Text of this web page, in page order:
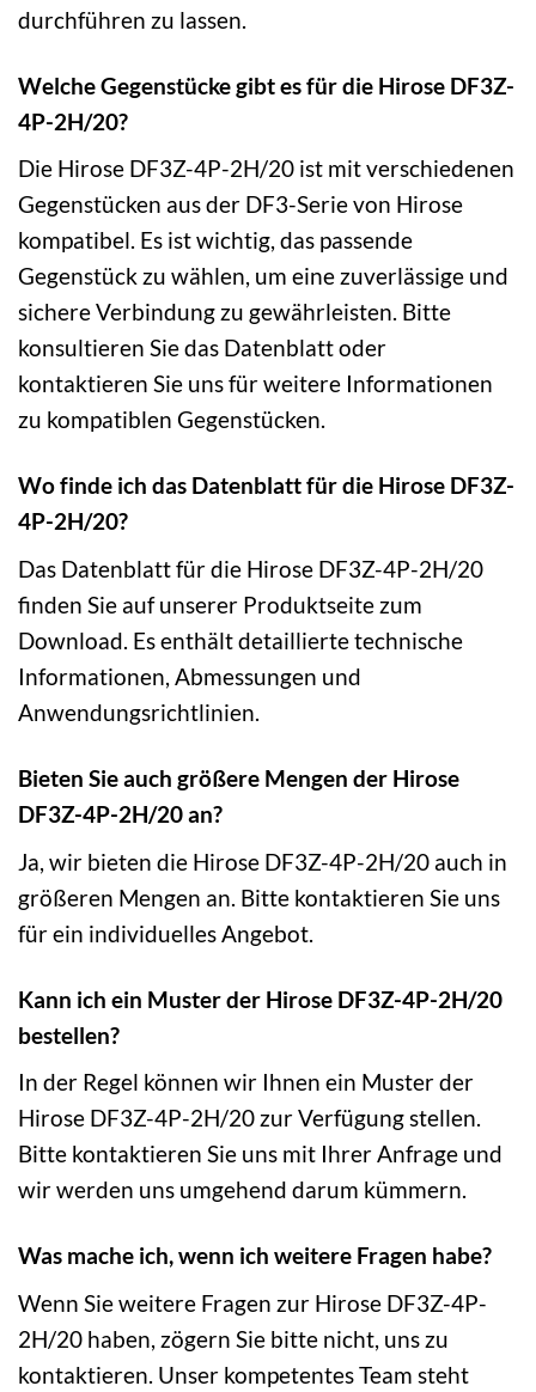
durchführen zu lassen.
Welche Gegenstücke gibt es für die Hirose DF3Z-
4P-2H/20?
Die Hirose DF3Z-4P-2H/20 ist mit verschiedenen
Gegenstücken aus der DF3-Serie von Hirose
kompatibel. Es ist wichtig, das passende
Gegenstück zu wählen, um eine zuverlässige und
sichere Verbindung zu gewährleisten. Bitte
konsultieren Sie das Datenblatt oder
kontaktieren Sie uns für weitere Informationen
zu kompatiblen Gegenstücken.
Wo finde ich das Datenblatt für die Hirose DF3Z-
4P-2H/20?
Das Datenblatt für die Hirose DF3Z-4P-2H/20
finden Sie auf unserer Produktseite zum
Download. Es enthält detaillierte technische
Informationen, Abmessungen und
Anwendungsrichtlinien.
Bieten Sie auch größere Mengen der Hirose
DF3Z-4P-2H/20 an?
Ja, wir bieten die Hirose DF3Z-4P-2H/20 auch in
größeren Mengen an. Bitte kontaktieren Sie uns
für ein individuelles Angebot.
Kann ich ein Muster der Hirose DF3Z-4P-2H/20
bestellen?
In der Regel können wir Ihnen ein Muster der
Hirose DF3Z-4P-2H/20 zur Verfügung stellen.
Bitte kontaktieren Sie uns mit Ihrer Anfrage und
wir werden uns umgehend darum kümmern.
Was mache ich, wenn ich weitere Fragen habe?
Wenn Sie weitere Fragen zur Hirose DF3Z-4P-
2H/20 haben, zögern Sie bitte nicht, uns zu
kontaktieren. Unser kompetentes Team steht